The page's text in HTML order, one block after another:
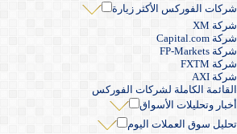
شركات الفوركس الأكثر زيارة
شركة XM
شركة Capital.com
شركة FP-Markets
شركة FXTM
شركة AXI
القائمة الكاملة لشركات الفوركس
أخبار وتحليلات الأسواق
تحليل سوق العملات اليوم